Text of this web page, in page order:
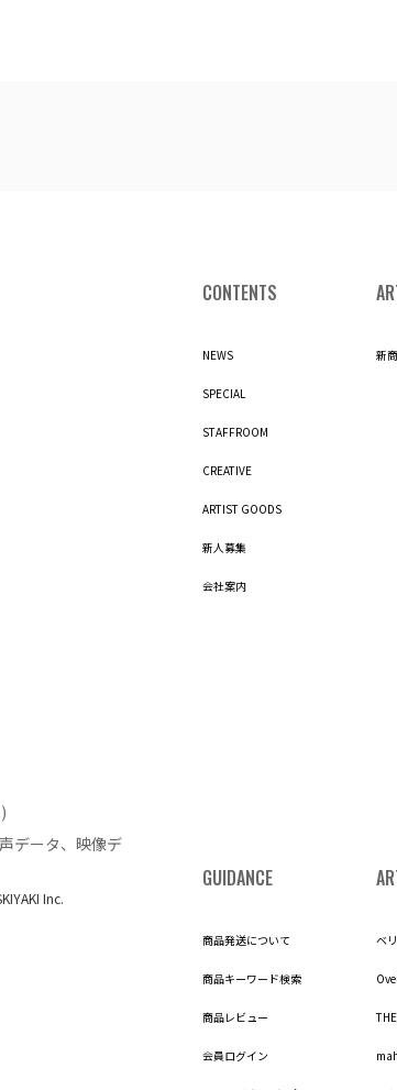
データ、映像デ
Inc.
CONTENTS
NEWS
SPECIAL
STAFFROOM
CREATIVE
ARTIST GOODS
新人募集
会社案内
新
GUIDANCE
商品発送について
商品キーワード検索
商品レビュー
会員ログイン
ベ